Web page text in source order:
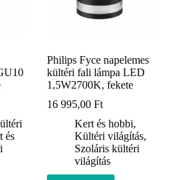
és
Philips Fyce napelemes
kültéri fali lámpa LED
1,5W2700K, fekete
16 995,00Ft
Kert és hobbi,
Kültéri világítás,
Szoláris kültéri
világítás